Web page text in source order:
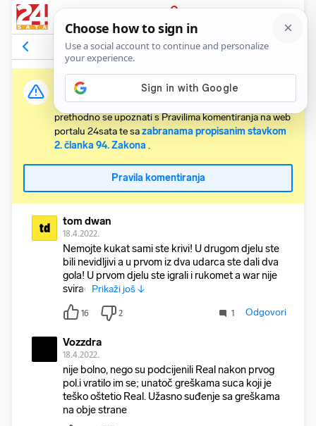
PRIJAVA
Komentari25 Relevantni
Važna obavijest:
Svaki korisnik koji želi komentirati članke obvezan je
prethodno se upoznati s Pravilima komentiranja na web
portalu 24sata te sazabranama propisanim stavkom
2. članka 94. Zakona .
Pravila komentiranja
td tom dwan
18.4.2022.
Nemojte kukat sami ste krivi! U drugom djelu ste
bili nevidljivi a u prvom iz dva udarca ste dali dva
gola! U prvom djelu ste igrali i rukomet a war nije
svirao Prikaži još ↓
16 2 1 Odgovori
Vozzdra
18.4.2022.
nije bolno, nego su podcijenili Real nakon prvog
pol.i vratilo im se; unatoč greškama suca koji je
teško oštetio Real. Užasno suđenje sa greškama
na obje strane